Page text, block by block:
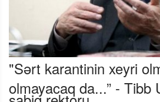
"Sərt karantinin xeyri
olmayacaq da...” - Tibb
sabiq rektoru